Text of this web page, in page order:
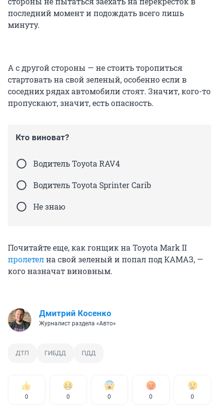
последний момент и подождать всего лишь
минуту.
А с другой стороны — не стоить торопиться
стартовать на свой зеленый, особенно если в
соседних рядах автомобили стоят. Значит, кого-то
пропускают, значит, есть опасность.
Кто виноват?
Водитель Toyota RAV4
Водитель Toyota Sprinter Carib
Не знаю
Почитайте еще, как гонщик на Toyota Mark II
пролетелна свой зеленый и попал под КАМАЗ, —
кого назначат виновным.
Дмитрий Косенко
Журналист раздела «Авто»
ДТП ГИБДД ПДД
0 0 0 0 0